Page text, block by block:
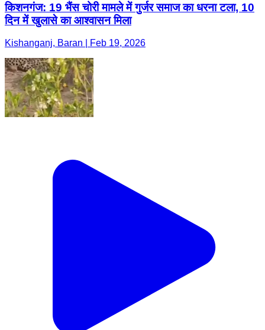
किशनगंज: 19 भैंस चोरी मामले में गुर्जर समाज का धरना टला, 10
दिन में खुलासे का आश्वासन मिला
Kishanganj, Baran | Feb 19, 2026